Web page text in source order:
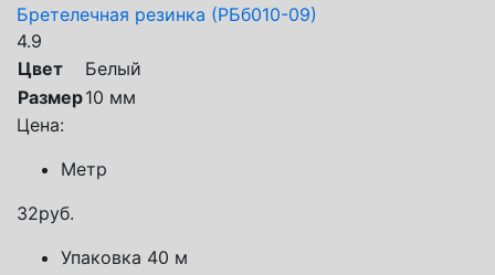
Бретелечная резинка (РБб010-09)
4.9
Цвет
Белый
Размер10 мм
Цена:
Метр
32руб.
Упаковка 40 м